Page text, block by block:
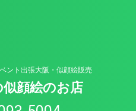
ント出張大阪・似顔絵販売
顔絵のお店